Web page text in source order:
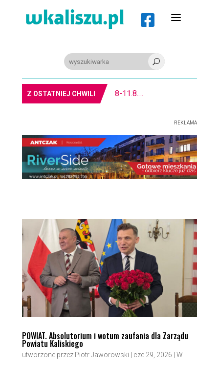
 a
U
Z OSTATNIEJ CHWILI
REKLAMA
POWIAT. Absolutorium i wotum zaufania dla Zarządu
Powiatu Kaliskiego
utworzone przez Piotr Jaworowski cze 29, 2026
W